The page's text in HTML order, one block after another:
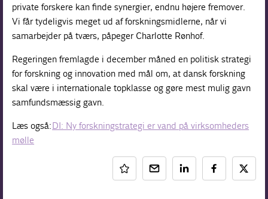
private forskere kan finde synergier, endnu højere fremover.
Vi får tydeligvis meget ud af forskningsmidlerne, når vi
samarbejder på tværs, påpeger Charlotte Rønhof.
Regeringen fremlagde i december måned en politisk strategi
for forskning og innovation med mål om, at dansk forskning
skal være i internationale topklasse og gøre mest mulig gavn
samfundsmæssig gavn.
Læs også:DI: Ny forskningstrategi er vand på virksomheders
mølle